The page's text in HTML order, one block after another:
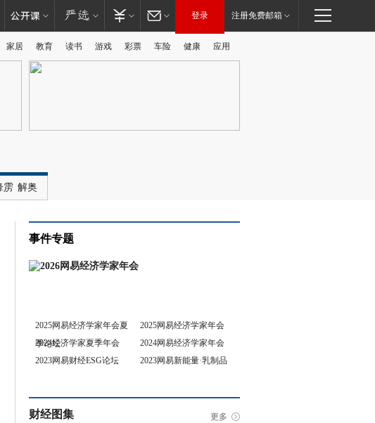
登录 注册免费邮箱
家居 教育 读书 游戏 彩票 车险 健康 应用
雳 解奥
事件专题
2025网易经济学家年会夏
季论坛
2025网易经济学家年会
2024经济学家夏季年会
2024网易经济学家年会
2023网易财经ESG论坛
2023网易新能量·乳制品
财经图集 更多